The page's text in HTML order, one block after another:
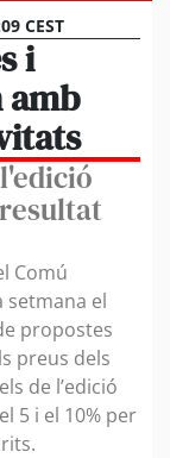
CEST
i
amb
Comú
setmana el
propostes
preus dels
de l’edició
5 i el 10% per